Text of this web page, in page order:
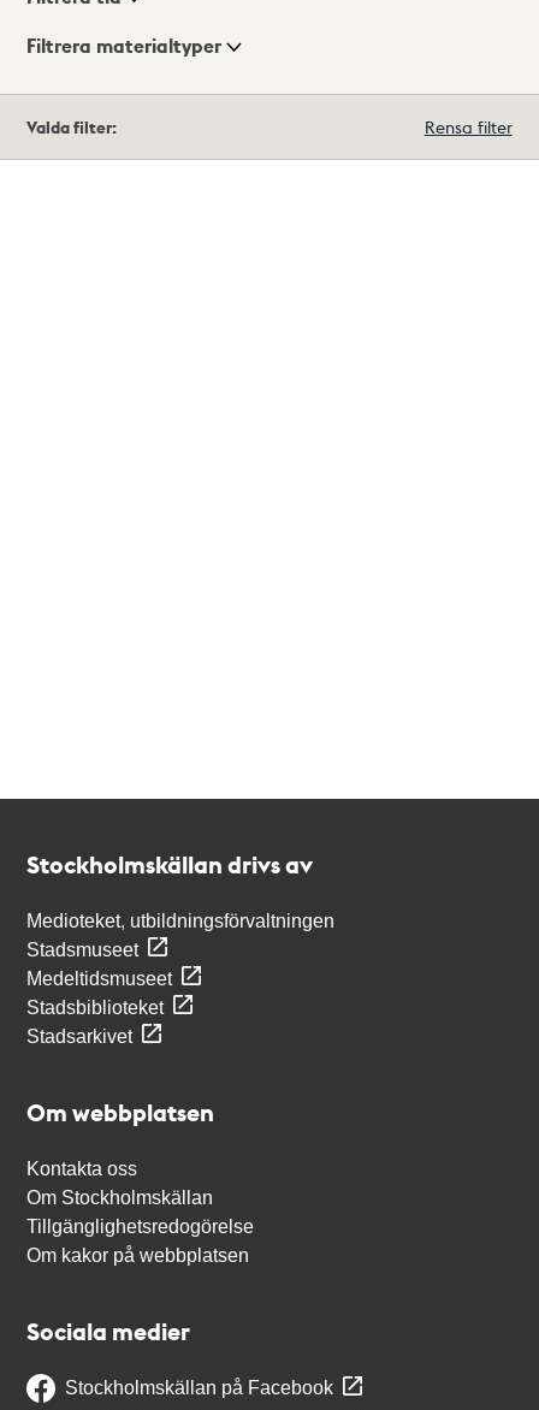
Visningsläge
Filtrera materialtyper
träffar
Valda filter: Rensa filter
Stockholmskällan drivs av
Medioteket, utbildningsförvaltningen
Stadsmuseet
Medeltidsmuseet
Stadsbiblioteket
Stadsarkivet
Om webbplatsen
Kontakta oss
Om Stockholmskällan
Tillgänglighetsredogörelse
Om kakor på webbplatsen
Sociala medier
Stockholmskällan på Facebook